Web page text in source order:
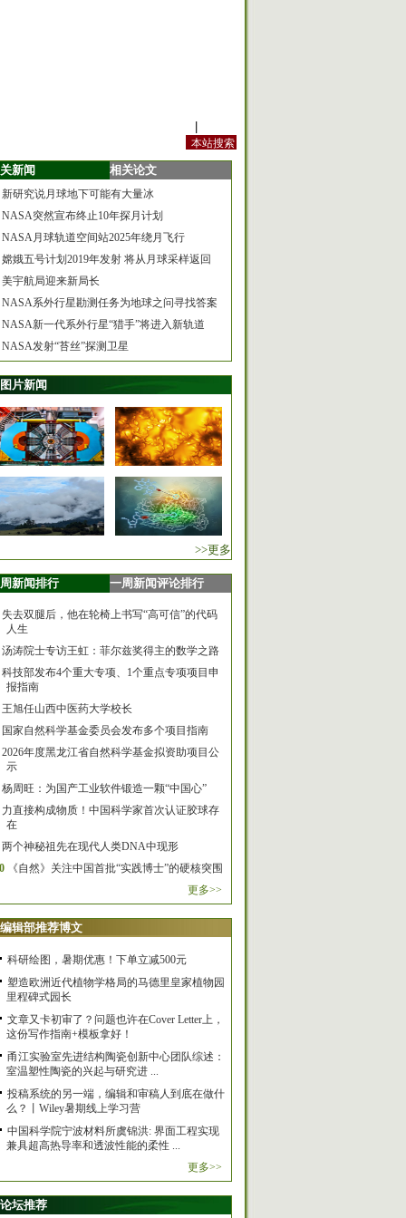
新闻 相关论文
新研究说月球地下可能有大量冰
NASA突然宣布终止10年探月计划
NASA月球轨道空间站2025年绕月飞行
嫦娥五号计划2019年发射 将从月球采样返回
美宇航局迎来新局长
NASA系外行星勘测任务为地球之问寻找答案
NASA新一代系外行星“猎手”将进入新轨道
NASA发射“苔丝”探测卫星
图片新闻
>>更多
新闻排行 一周新闻评论排行
失去双腿后，他在轮椅上书写“高可信”的代码
人生
汤涛院士专访王虹：菲尔兹奖得主的数学之路
科技部发布4个重大专项、1个重点专项项目申
报指南
王旭任山西中医药大学校长
国家自然科学基金委员会发布多个项目指南
2026年度黑龙江省自然科学基金拟资助项目公
示
杨周旺：为国产工业软件锻造一颗“中国心”
力直接构成物质！中国科学家首次认证胶球存
在
两个神秘祖先在现代人类DNA中现形
《自然》关注中国首批“实践博士”的硬核突围
更多>>
编辑部推荐博文
科研绘图，暑期优惠！下单立减500元
塑造欧洲近代植物学格局的马德里皇家植物园
里程碑式园长
文章又卡初审了？问题也许在Cover Letter上，
这份写作指南+模板拿好！
甬江实验室先进结构陶瓷创新中心团队综述：
室温塑性陶瓷的兴起与研究进 ...
投稿系统的另一端，编辑和审稿人到底在做什
么？丨Wiley暑期线上学习营
中国科学院宁波材料所虞锦洪: 界面工程实现
兼具超高热导率和透波性能的柔性 ...
更多>>
论坛推荐